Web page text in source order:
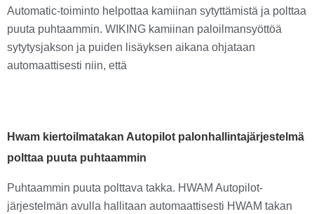
Automatic-toiminto helpottaa kamiinan sytyttämistä ja polttaa
puuta puhtaammin. WIKING kamiinan paloilmansyöttöä
sytytysjakson ja puiden lisäyksen aikana ohjataan
automaattisesti niin, että
Hwam kiertoilmatakan Autopilot palonhallintajärjestelmä
polttaa puuta puhtaammin
Puhtaammin puuta polttava takka. HWAM Autopilot-
järjestelmän avulla hallitaan automaattisesti HWAM takan